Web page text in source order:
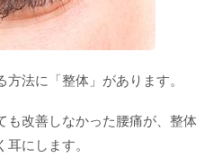
法に「整体」があります。
も改善しなかった腰痛が、整体
にします。